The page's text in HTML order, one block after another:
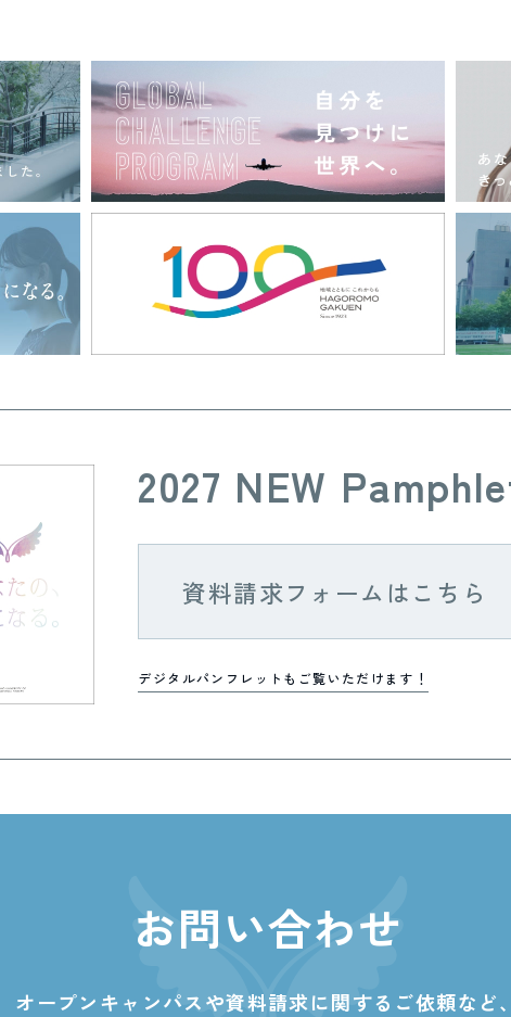
2027 NEW
資料請求フォームはこちら
デジタルパンフレットもご覧いただけます！
お問い合わせ
オープンキャンパスや資料請求に関する ご依頼など